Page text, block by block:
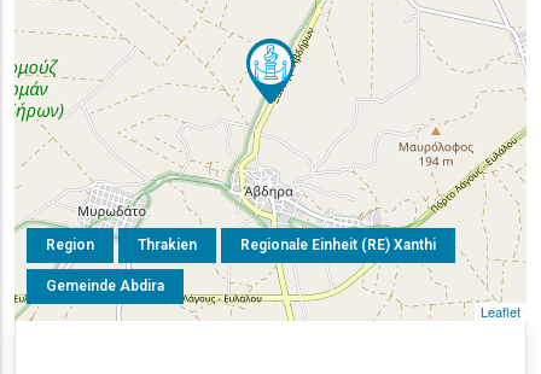
Region Thrakien Regionale Einheit (RE) Xanthi
Gemeinde Abdira
Leaflet